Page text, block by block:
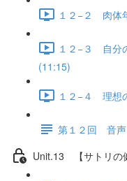
１２−２ 肉体
１２−３ 自分
(11:15)
１２−４ 理想
第１２回 音声
Unit.13 【サトリの